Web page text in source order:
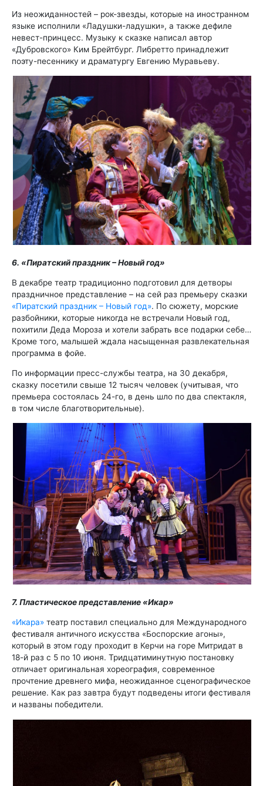
Из неожиданностей – рок-звезды, которые на иностранном
языке исполнили «Ладушки-ладушки», а также дефиле
невест-принцесс. Музыку к сказке написал автор
«Дубровского» Ким Брейтбург. Либретто принадлежит
поэту-песеннику и драматургу Евгению Муравьеву.
6. «Пиратский праздник – Новый год»
В декабре театр традиционно подготовил для детворы
праздничное представление – на сей раз премьеру сказки
«Пиратский праздник – Новый год». По сюжету, морские
разбойники, которые никогда не встречали Новый год,
похитили Деда Мороза и хотели забрать все подарки себе…
Кроме того, малышей ждала насыщенная развлекательная
программа в фойе.
По информации пресс-службы театра, на 30 декабря,
сказку посетили свыше 12 тысяч человек (учитывая, что
премьера состоялась 24-го, в день шло по два спектакля,
в том числе благотворительные).
7. Пластическое представление «Икар»
«Икара» театр поставил специально для Международного
фестиваля античного искусства «Боспорские агоны»,
который в этом году проходит в Керчи на горе Митридат в
18-й раз с 5 по 10 июня. Тридцатиминутную постановку
отличает оригинальная хореография, современное
прочтение древнего мифа, неожиданное сценографическое
решение. Как раз завтра будут подведены итоги фестиваля
и названы победители.